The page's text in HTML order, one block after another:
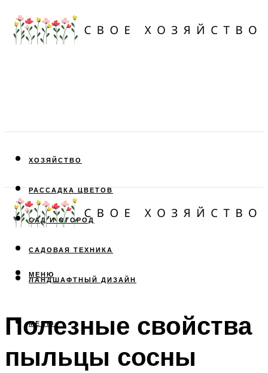
ХОЗЯЙСТВО
РАССАДКА ЦВЕТОВ
САД И ОГОРОД
САДОВАЯ ТЕХНИКА
ЛАНДШАФТНЫЙ ДИЗАЙН
МЕНЮ
МЕНЮ
Полезные свойства
пыльцы сосны